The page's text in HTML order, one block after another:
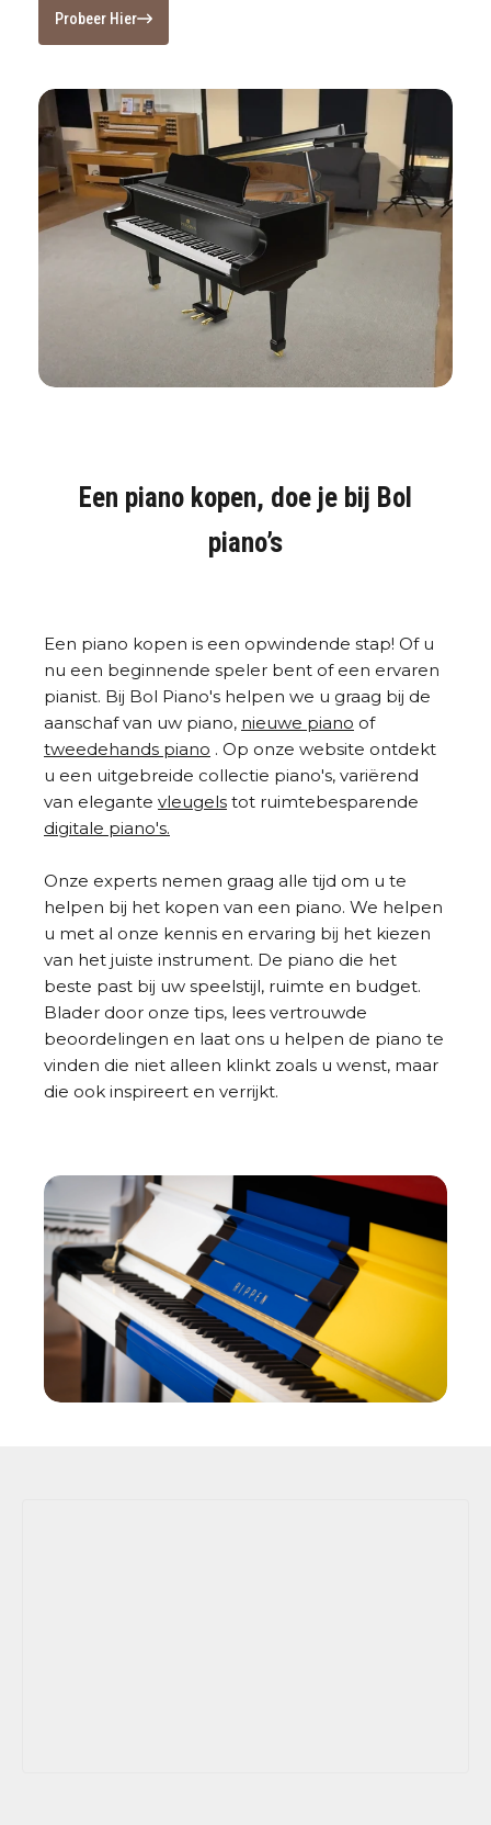
Probeer Hier
Een piano kopen, doe je bij Bol
piano’s
Een piano kopen is een opwindende stap! Of u
nu een beginnende speler bent of een ervaren
pianist. Bij Bol Piano's helpen we u graag bij de
aanschaf van uw piano, nieuwe piano of
tweedehands piano . Op onze website ontdekt
u een uitgebreide collectie piano's, variërend
van elegante vleugels tot ruimtebesparende
digitale piano's.
Onze experts nemen graag alle tijd om u te
helpen bij het kopen van een piano. We helpen
u met al onze kennis en ervaring bij het kiezen
van het juiste instrument. De piano die het
beste past bij uw speelstijl, ruimte en budget.
Blader door onze tips, lees vertrouwde
beoordelingen en laat ons u helpen de piano te
vinden die niet alleen klinkt zoals u wenst, maar
die ook inspireert en verrijkt.